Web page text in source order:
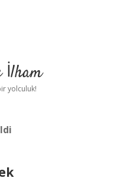
İlham
yolculuk!